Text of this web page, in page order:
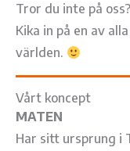
Tror du inte på oss?
Kika in på en av
världen.
Vårt koncept
MATEN
Har sitt ursprung i